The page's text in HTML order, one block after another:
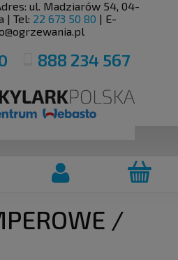
ul. Madziarów 54, 04-
| Tel: 22 673 50 80 | E-
888 234 567
/